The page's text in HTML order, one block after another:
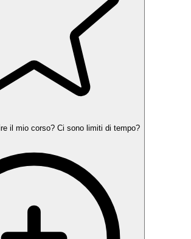
il mio corso? Ci sono limiti di tempo?